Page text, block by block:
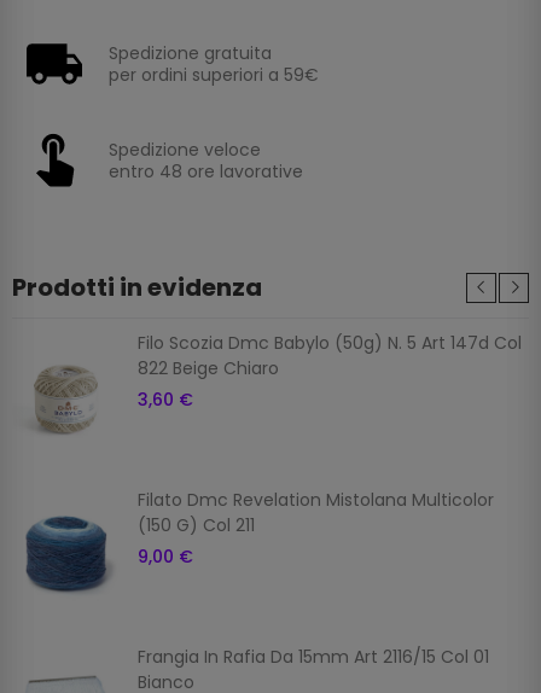
Spedizione gratuita
per ordini superiori a 59€
Spedizione veloce
entro 48 ore lavorative
Prodotti in evidenza
Filo Scozia Dmc Babylo (50g) N. 5 Art 147d Col
822 Beige Chiaro
3,60 €
Filato Dmc Revelation Mistolana Multicolor
(150 G) Col 211
9,00 €
Frangia In Rafia Da 15mm Art 2116/15 Col 01
Bianco